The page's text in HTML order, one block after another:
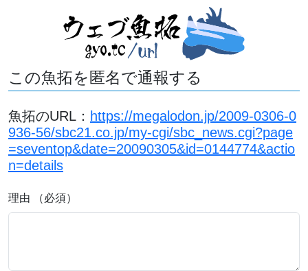
この魚拓を匿名で通報する
魚拓のURL： https://megalodon.jp/2009-0306-0
936-56/sbc21.co.jp/my-cgi/sbc_news.cgi?page
=seventop&date=20090305&id=0144774&actio
n=details
理由 （必須）